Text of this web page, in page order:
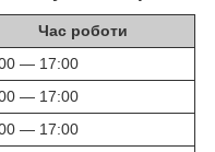
Час роботи
— 17:00
— 17:00
— 17:00